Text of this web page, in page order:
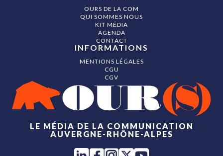
LE MÉDIA DE LA COMMUNICATION
AUVERGNE-RHÔNE-ALPES
OURS DE LA COM
QUI SOMMES NOUS
KIT MÉDIA
AGENDA
CONTACT
INFORMATIONS
MENTIONS LÉGALES
CGU
CGV